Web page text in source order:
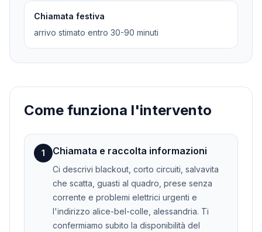
Chiamata festiva
arrivo stimato entro 30-90 minuti
Come funziona l'intervento
1 Chiamata e raccolta informazioni
Ci descrivi blackout, corto circuiti, salvavita
che scatta, guasti al quadro, prese senza
corrente e problemi elettrici urgenti e
l'indirizzo alice-bel-colle, alessandria. Ti
confermiamo subito la disponibilità del